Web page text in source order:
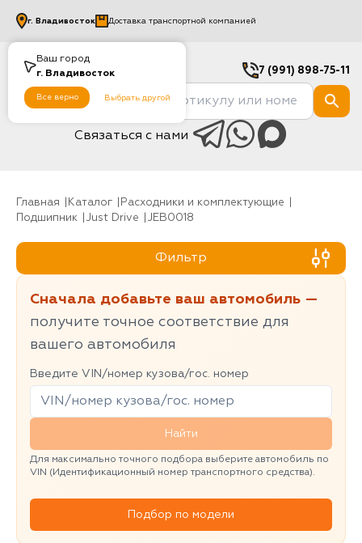
Ваш город
г. Владивосток
Все верно Выбрать другой
г. Владивосток Доставка транспортной компанией
7 (991) 898-75-11
Связаться с нами
Главная Каталог
Расходники и комплектующие
Подшипник
Just Drive JEB0018
Фильтр
Сначала добавьте ваш автомобиль —
получите точное соответствие для
вашего автомобиля
Введите VIN/номер кузова/гос. номер
Найти
Для максимально точного подбора выберите автомобиль по
VIN (Идентификационный номер транспортного средства).
Подбор по модели